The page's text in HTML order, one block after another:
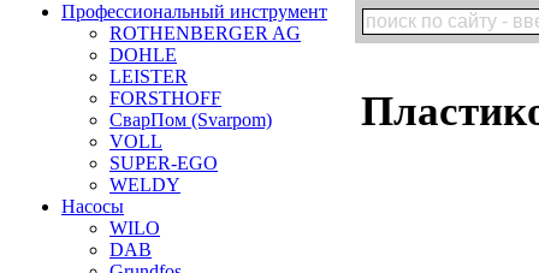
Профессиональный инструмент
ROTHENBERGER AG
DOHLE
LEISTER
FORSTHOFF
СварПом (Svarpom)
VOLL
SUPER-EGO
WELDY
Насосы
WILO
DAB